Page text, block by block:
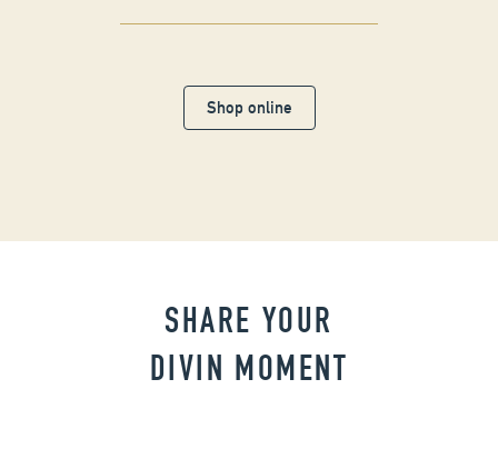
Shop online
SHARE YOUR
DIVIN MOMENT